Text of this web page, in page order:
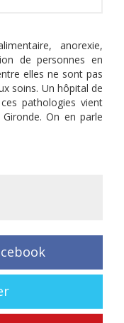
anorexie,
de personnes en
elles ne sont pas
soins. Un hôpital de
pathologies vient
Gironde. On en parle